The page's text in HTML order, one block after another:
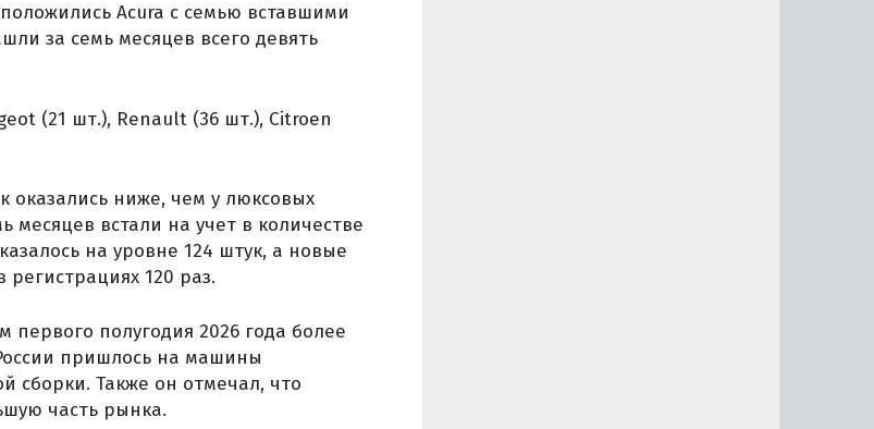
Acura с семью вставшими
за семь месяцев всего девять
(21 шт.), Renault (36 шт.), Citroen
оказались ниже, чем у люксовых
встали на учет в количестве
на уровне 124 штук, а новые
120 раз.
первого полугодия 2026 года более
пришлось на машины
сборки. Также он отмечал, что
часть рынка.